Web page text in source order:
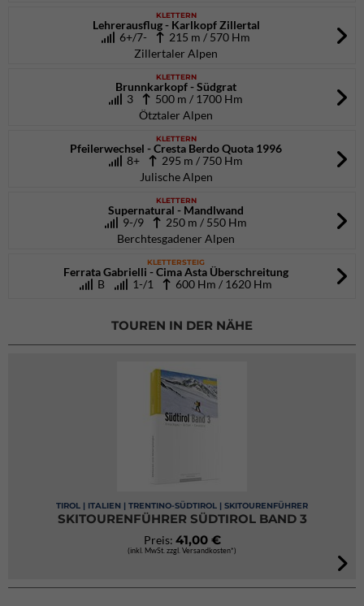
KLETTERN
Lehrerausflug - Karlkopf Zillertal
6+/7-
215 m / 570 Hm
Zillertaler Alpen
KLETTERN
Brunnkarkopf - Südgrat
3
500 m / 1700 Hm
Ötztaler Alpen
KLETTERN
Pfeilerwechsel - Cresta Berdo Quota 1996
8+
295 m / 750 Hm
Julische Alpen
KLETTERN
Supernatural - Mandlwand
9-/9
250 m / 550 Hm
Berchtesgadener Alpen
KLETTERSTEIG
Ferrata Gabrielli - Cima Asta Überschreitung
B
1-/1 600 Hm / 1620 Hm
TOUREN IN DER NÄHE
TIROL | ITALIEN | TRENTINO-SÜDTIROL | SKITOURENFÜHRER
SKITOURENFÜHRER SÜDTIROL BAND 3
Preis: 41,00 €
(inkl. MwSt. zzgl. Versandkosten*)